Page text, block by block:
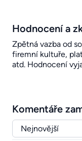
Hodnocení a
Zpětná vazba od
firemní kultuře,
atd. Hodnocení
Komentáře